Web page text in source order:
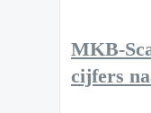
MKB-
cijfers